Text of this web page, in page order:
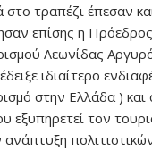
τραπέζι έπεσαν
επίσης η
Λεωνίδας
ιδιαίτερο
στην Ελλάδα )
εξυπηρετεί τον
ανάπτυξη